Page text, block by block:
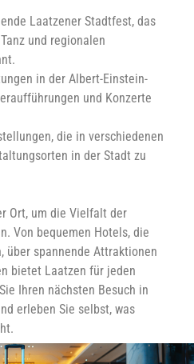
Laatzener Stadtfest, das
und regionalen
in der Albert-Einstein-
und Konzerte
die in verschiedenen
in der Stadt zu
Ort, um die Vielfalt der
Von bequemen Hotels, die
über spannende Attraktionen
bietet Laatzen für jeden
Ihren nächsten Besuch in
erleben Sie selbst, was